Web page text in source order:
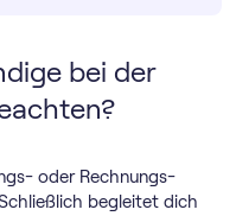
bei der
oder Rechnungs­
begleitet dich